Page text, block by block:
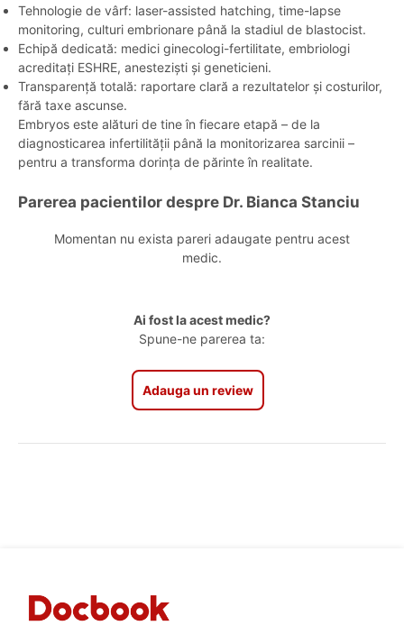
Tehnologie de vârf: laser-assisted hatching, time-lapse
monitoring, culturi embrionare până la stadiul de blastocist.
Echipă dedicată: medici ginecologi-fertilitate, embriologi
acreditați ESHRE, anesteziști și geneticieni.
Transparență totală: raportare clară a rezultatelor și costurilor,
fără taxe ascunse.
Embryos este alături de tine în fiecare etapă – de la
diagnosticarea infertilității până la monitorizarea sarcinii –
pentru a transforma dorința de părinte în realitate.
Parerea pacientilor despre Dr. Bianca Stanciu
Momentan nu exista pareri adaugate pentru acest
medic.
Ai fost la acest medic?
Spune-ne parerea ta:
Adauga un review